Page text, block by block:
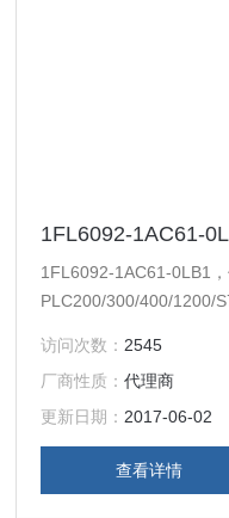
1FL6092-1AC61-
1FL6092-1AC61-0LB1
PLC200/300/400/1200/
及备件。西门子触摸屏
西门子数控伺服，西门子
模块，在本公司购买的产
一年内产品非人为损坏
访问次数： 2545
厂商性质：代理商
更新日期： 2017-06-02
查看详情